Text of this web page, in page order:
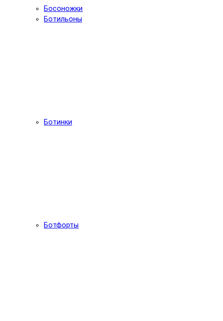
Босоножки
Ботильоны
Ботинки
Ботфорты